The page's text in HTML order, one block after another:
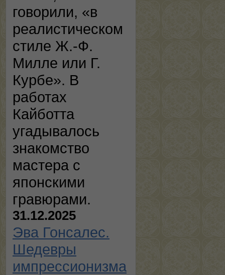
говорили, «в
реалистическом
стиле Ж.-Ф.
Милле или Г.
Курбе». В
работах
Кайботта
угадывалось
знакомство
мастера с
японскими
гравюрами.
31.12.2025
Эва Гонсалес.
Шедевры
импрессионизма